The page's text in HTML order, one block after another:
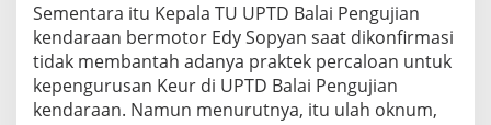
Sementara itu Kepala TU UPTD Balai Pengujian
kendaraan bermotor Edy Sopyan saat dikonfirmasi
tidak membantah adanya praktek percaloan untuk
kepengurusan Keur di UPTD Balai Pengujian
kendaraan. Namun menurutnya, itu ulah oknum,